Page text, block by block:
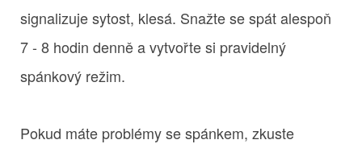
signalizuje sytost, klesá. Snažte se spát alespoň
7 - 8 hodin denně a vytvořte si pravidelný
spánkový režim.
Pokud máte problémy se spánkem, zkuste